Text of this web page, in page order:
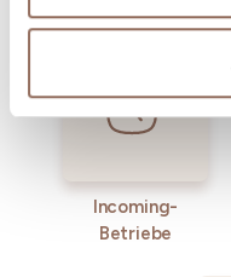
Incoming-
Betriebe